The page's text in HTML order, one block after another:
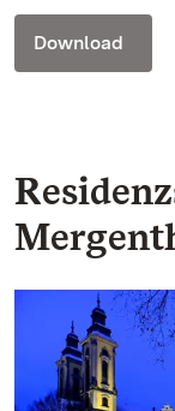
Download